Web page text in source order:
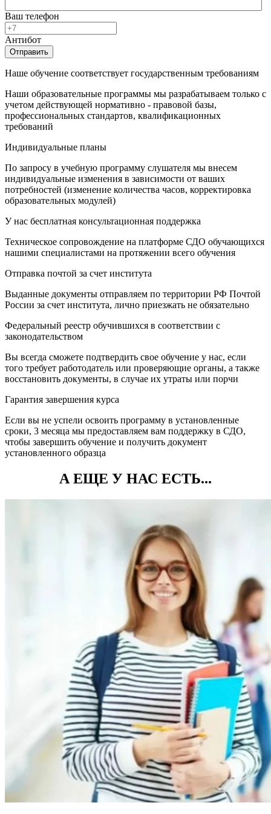
Ваш телефон
Антибот
Отправить
Наше обучение соответствует государственным требованиям
Наши образовательные программы мы разрабатываем только с
учетом действующей нормативно - правовой базы,
профессиональных стандартов, квалификационных
требований
Индивидуальные планы
По запросу в учебную программу слушателя мы внесем
индивидуальные изменения в зависимости от ваших
потребностей (изменение количества часов, корректировка
образовательных модулей)
У нас бесплатная консультационная поддержка
Техническое сопровождение на платформе СДО обучающихся
нашими специалистами на протяжении всего обучения
Отправка почтой за счет института
Выданные документы отправляем по территории РФ Почтой
России за счет института, лично приезжать не обязательно
Федеральный реестр обучившихся в соответствии с
законодательством
Вы всегда сможете подтвердить свое обучение у нас, если
того требует работодатель или проверяющие органы, а также
восстановить документы, в случае их утраты или порчи
Гарантия завершения курса
Если вы не успели освоить программу в установленные
сроки, 3 месяца мы предоставляем вам поддержку в СДО,
чтобы завершить обучение и получить документ
установленного образца
А ЕЩЕ У НАС ЕСТЬ...